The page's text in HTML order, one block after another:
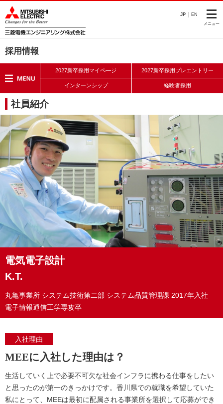
JP EN
メニュー
採用情報
2027新卒採用マイペ―ジ 2027新卒採用プレエントリー
インターンシップ 経験者採用
社員紹介
電気電子設計
K.T.
丸亀事業所 システム技術第二部 システム品質管理課 2017年入社
電子情報通信工学専攻卒
入社理由
MEEに入社した理由は？
生活していく上で必要不可欠な社会インフラに携わる仕事をしたい
と思ったのが第一のきっかけです。香川県での就職を希望していた
私にとって、MEEは最初に配属される事業所を選択して応募ができ